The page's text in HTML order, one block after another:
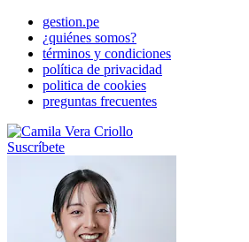
gestion.pe
¿quiénes somos?
términos y condiciones
política de privacidad
politica de cookies
preguntas frecuentes
Suscríbete